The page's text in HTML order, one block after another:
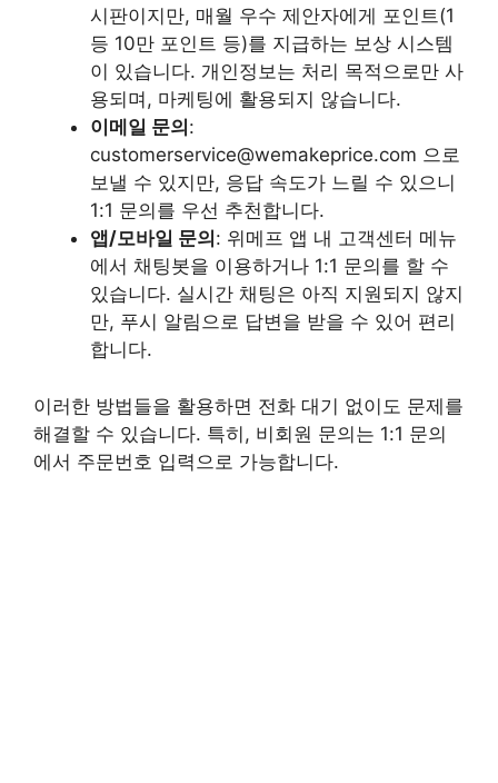
시판이지만, 매월 우수 제안자에게 포인트(1
등 10만 포인트 등)를 지급하는 보상 시스템
이 있습니다. 개인정보는 처리 목적으로만 사
용되며, 마케팅에 활용되지 않습니다.
이메일 문의 :
customerservice@wemakeprice.com 으로
보낼 수 있지만, 응답 속도가 느릴 수 있으니
1:1 문의를 우선 추천합니다.
앱/모바일 문의 : 위메프 앱 내 고객센터 메뉴
에서 채팅봇을 이용하거나 1:1 문의를 할 수
있습니다. 실시간 채팅은 아직 지원되지 않지
만, 푸시 알림으로 답변을 받을 수 있어 편리
합니다.
이러한 방법들을 활용하면 전화 대기 없이도 문제를
해결할 수 있습니다. 특히, 비회원 문의는 1:1 문의
에서 주문번호 입력으로 가능합니다.